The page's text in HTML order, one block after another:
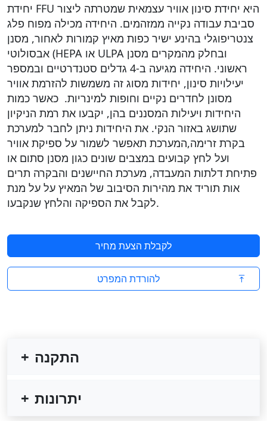
יחידת FFU היא יחידת סינון אוויר עצמאית שמטרתה ליצור
סביבת עבודה נקייה ממזהמים. היחידה מכילה מפוח פלג
צנטריפוגלי בהינע ישיר כפות מאיץ קמורות לאחור, מסנן
אבסולוטי (HEPA או ULPA ובחלק מהמקרים מסנן
ראשוני. היחידה מגיעה ב-4 גדלים סטנדרטיים ובמספר
יעילויות סינון, יחידות מסוג זה משמשות להזרמת אוויר
מסונן לחדרים נקיים וחופות למינריות. כאשר כמות
היחידות ויעילות המסננים בהן, יקבעו את רמת הניקיון
שתושג באזור הנקי. את היחידות ניתן לחבר למערכת
בקרת זרימה,המערכת תאפשר לשמור על ספיקת אוויר
ועל לחץ קבועים במצבים שונים כגון מסנן סתום או
פתיחת דלתות המעבדה, מערכת החיישנים והבקרה תרים
אות תוריד את מהירות הסיבוב של המאיץ על על מנת
לקבל את הספיקה והלחץ שנקבעו.
לקבלת הצעת מחיר
להורדת המפרט
התקנה
יתרונות